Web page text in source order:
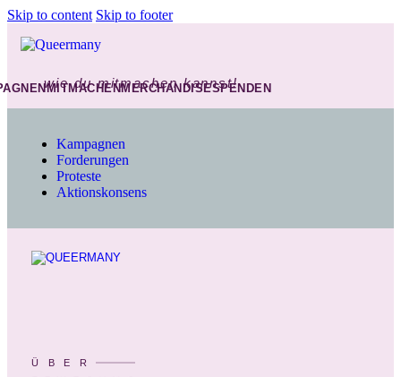
Skip to content Skip to footer
wie du mitmachen kannst!
MITMACHENMERCHANDISESPENDEN
Kampagnen
Forderungen
Proteste
Aktionskonsens
ÜBER